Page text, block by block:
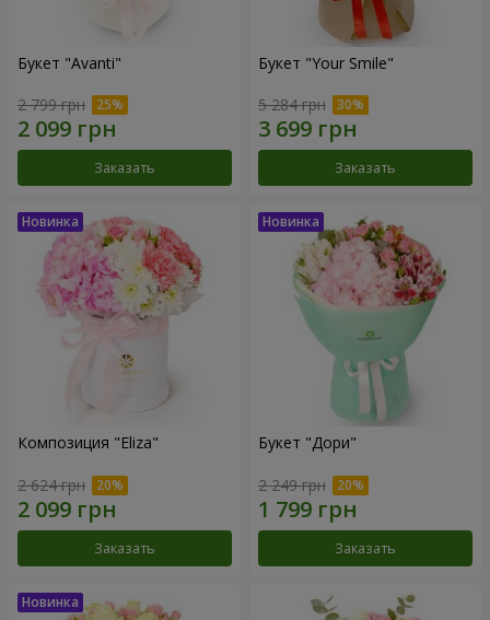
Букет "Avanti"
2 799 грн
Заказать
Букет "Your Smile"
5 284 грн
Заказать
Композиция "Eliza"
2 624 грн
Заказать
Букет "Дори"
2 249 грн
Заказать